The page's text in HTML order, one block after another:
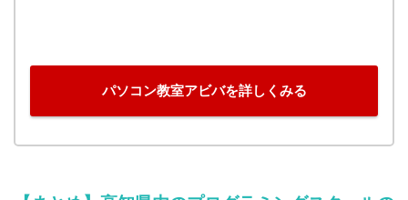
パソコン教室アビバを詳しくみる